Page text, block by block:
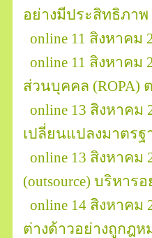
อย่างมีประสิทธิภาพ
online 11 สิงหาค
online 11 สิงหาค
ส่วนบุคคล (ROPA)
online 13 สิงหาคม
เปลี่ยนแปลงมาตร
online 13 สิงหาค
(outsource) บริหารอ
online 14 สิงหาคม
ต่างด้าวอย่างถูกฎห